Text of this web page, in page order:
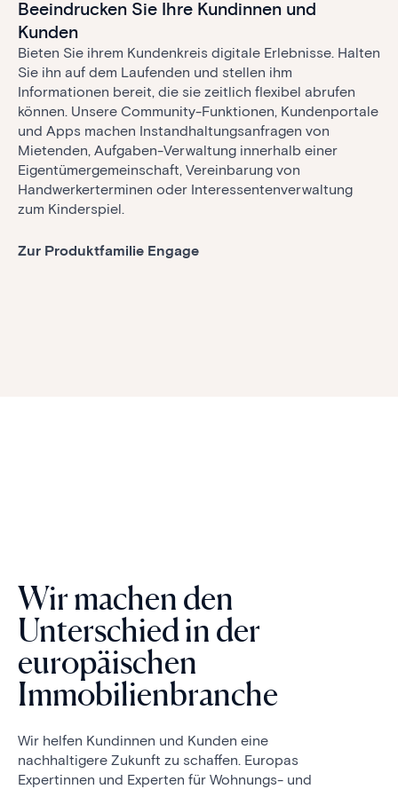
Beeindrucken Sie Ihre Kundinnen und
Kunden
Bieten Sie ihrem Kundenkreis digitale Erlebnisse. Halten
Sie ihn auf dem Laufenden und stellen ihm
Informationen bereit, die sie zeitlich flexibel abrufen
können. Unsere Community-Funktionen, Kundenportale
und Apps machen Instandhaltungsanfragen von
Mietenden, Aufgaben-Verwaltung innerhalb einer
Eigentümergemeinschaft, Vereinbarung von
Handwerkerterminen oder Interessentenverwaltung
zum Kinderspiel.
Zur Produktfamilie Engage
Wir machen den
Unterschied in der
europäischen
Immobilienbranche
Wir helfen Kundinnen und Kunden eine
nachhaltigere Zukunft zu schaffen. Europas
Expertinnen und Experten für Wohnungs- und